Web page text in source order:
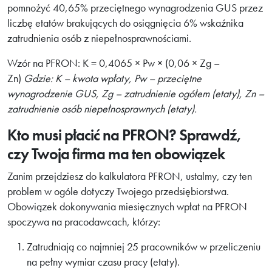
pomnożyć 40,65% przeciętnego wynagrodzenia GUS przez
liczbę etatów brakujących do osiągnięcia 6% wskaźnika
zatrudnienia osób z niepełnosprawnościami.
Wzór na PFRON: K = 0,4065 × Pw × (0,06 × Zg –
Zn) Gdzie: K – kwota wpłaty, Pw – przeciętne
wynagrodzenie GUS, Zg – zatrudnienie ogółem (etaty), Zn –
zatrudnienie osób niepełnosprawnych (etaty).
Kto musi płacić na PFRON? Sprawdź,
czy Twoja firma ma ten obowiązek
Zanim przejdziesz do kalkulatora PFRON, ustalmy, czy ten
problem w ogóle dotyczy Twojego przedsiębiorstwa.
Obowiązek dokonywania miesięcznych wpłat na PFRON
spoczywa na pracodawcach, którzy:
Zatrudniają co najmniej 25 pracowników w przeliczeniu
na pełny wymiar czasu pracy (etaty).